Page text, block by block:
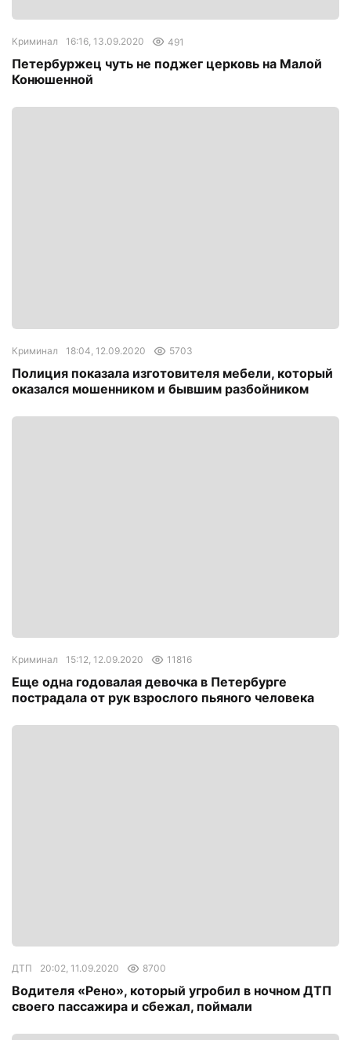
Криминал 16:16, 13.09.2020 491
Петербуржец чуть не поджег церковь на Малой
Конюшенной
Криминал 18:04, 12.09.2020 5703
Полиция показала изготовителя мебели, который
оказался мошенником и бывшим разбойником
Криминал 15:12, 12.09.2020 11816
Еще одна годовалая девочка в Петербурге
пострадала от рук взрослого пьяного человека
ДТП 20:02, 11.09.2020 8700
Водителя «Рено», который угробил в ночном ДТП
своего пассажира и сбежал, поймали